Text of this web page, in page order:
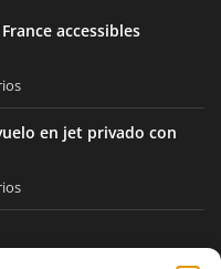
accessibles
en jet privado con